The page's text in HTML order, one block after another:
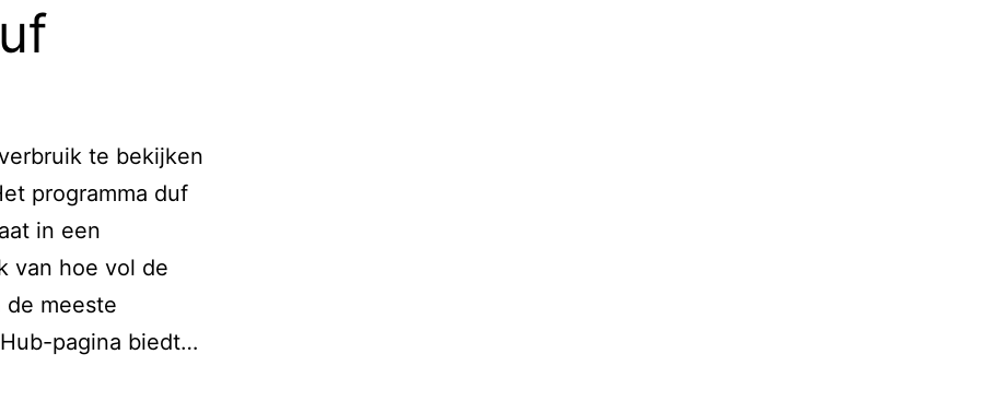
te bekijken
programma duf
in een
van hoe vol de
meeste
pagina biedt…